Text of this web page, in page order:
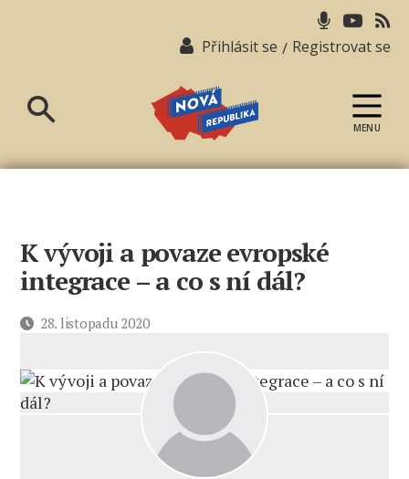
Přihlásit se / Registrovat se
republika
MENU
K vývoji a povaze evropské
integrace – a co s ní dál?
Datum28. listopadu 2020